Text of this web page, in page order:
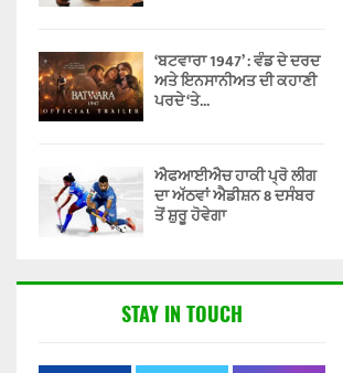
‘ਬਟਵਾਰਾ 1947’ : ਵੰਡ ਦੇ ਦਰਦ
ਅਤੇ ਇਨਸਾਨੀਅਤ ਦੀ ਕਹਾਣੀ
ਪਰਦੇ ‘ਤੇ...
ਐਫਆਈਐਚ ਹਾਕੀ ਪ੍ਰੋ ਲੀਗ
ਦਾ ਅੱਠਵਾਂ ਐਡੀਸ਼ਨ 8 ਦਸੰਬਰ
ਤੋਂ ਸ਼ੁਰੂ ਹੋਵੇਗਾ
STAY IN TOUCH